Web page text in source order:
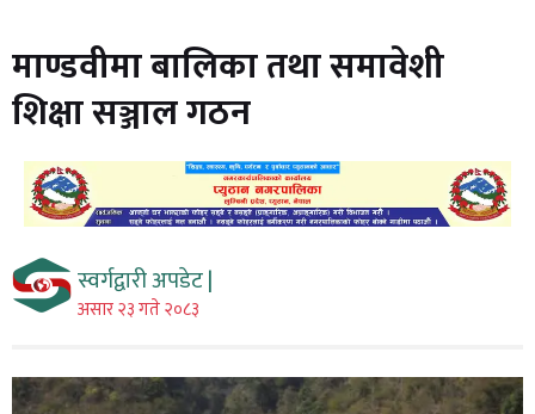
माण्डवीमा बालिका तथा समावेशी
शिक्षा सञ्जाल गठन
स्वर्गद्वारी अपडेट |
असार २३ गते २०८३